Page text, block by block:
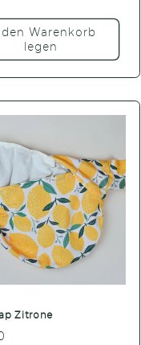
Warenkorb
legen
Zitrone